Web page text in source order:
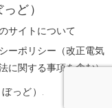
ど）
サイトについて
ーポリシー（改正電気
に関する事項を含む）
っど）.